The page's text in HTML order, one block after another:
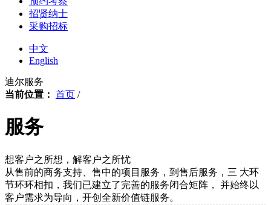
招贤纳士
采购招标
中文
English
迪尔服务
当前位置： 首页 /
服务
想客户之所想，解客户之所忧
从售前的商务支持、售中的项目服务，到售后服务，三 大环
节环环相扣，我们已建立了完善的服务闭合矩阵， 并始终以
客户需求为导向，开创全新价值链服务。